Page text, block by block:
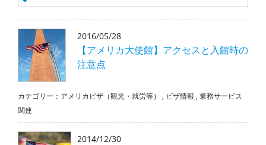
2016/05/28
【アメリカ大使館】アクセスと入館時の
注意点
カテゴリー： アメリカビザ（観光・就労等） , ビザ情報 , 業務サービス
関連
2014/12/30